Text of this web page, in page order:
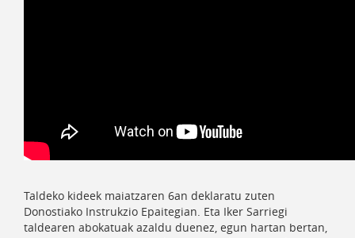
Taldeko kideek maiatzaren 6an deklaratu zuten
Donostiako Instrukzio Epaitegian. Eta Iker Sarriegi
taldearen abokatuak azaldu duenez, egun hartan bertan,